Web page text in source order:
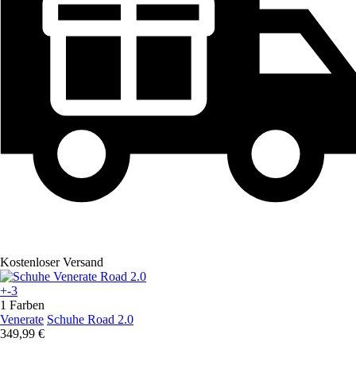
Kostenloser Versand
+-3
1 Farben
Venerate Schuhe Road 2.0
349,99 €